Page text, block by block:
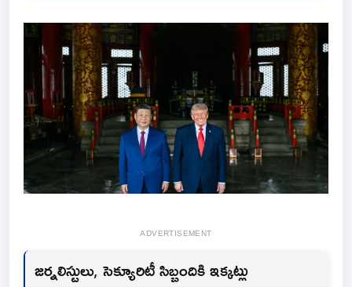
ADVERTISEMENT
జర్నలిస్టులు, సెక్యూరిటీ సిబ్బందికి ఇక్కట్లు